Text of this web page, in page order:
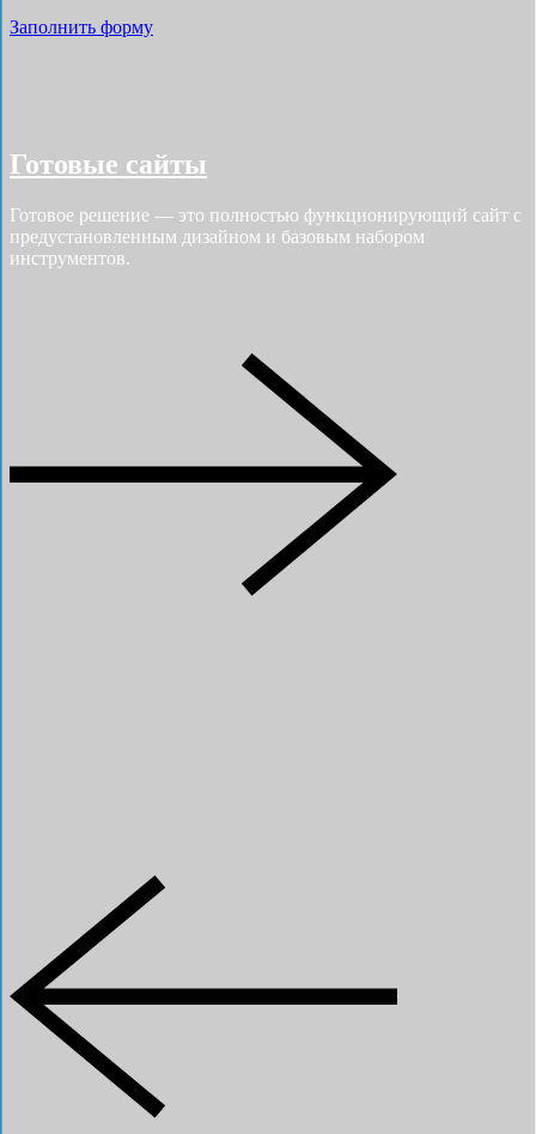
Заполнить форму
Готовые сайты
Готовое решение — это полностью функционирующий сайт с
предустановленным дизайном и базовым набором
инструментов.